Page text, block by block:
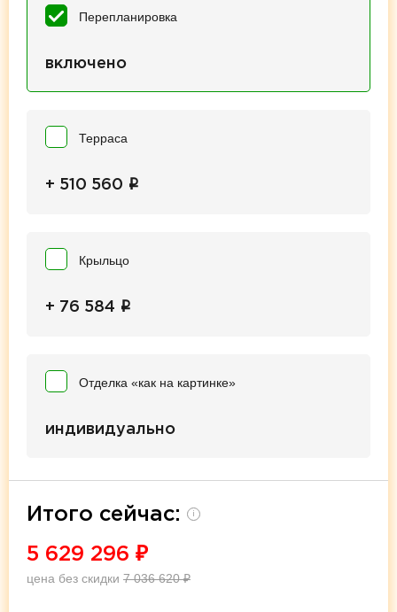
Перепланировка
включено
Терраса
+ 510 560 i
Крыльцо
+ 76 584 i
Отделка «как на картинке»
индивидуально
Итого сейчас: i
5 629 296 ₽
цена без скидки 7 036 620₽